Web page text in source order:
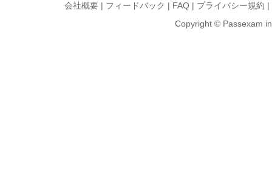
会社概要 | フィードバック | FAQ | プライバシー規約 |
Copyright © Passexam